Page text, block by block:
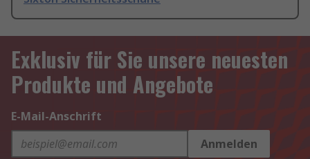
Exklusiv für Sie unsere neuesten
Produkte und Angebote
E-Mail-Anschrift
Anmelden